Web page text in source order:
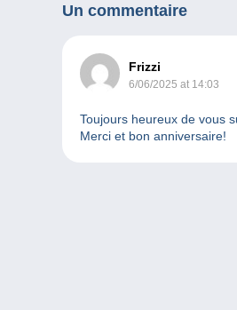
Un commentaire
Frizzi
6/06/2025 at 14:03
Toujours heureux de vous
Merci et bon anniversaire!